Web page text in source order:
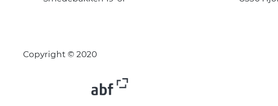
Copyright © 2020